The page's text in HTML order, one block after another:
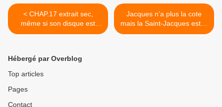
< CHAP.17 extrait sec,
même si son disque est
quelque peu rayé Sarkozy
rappelle ces chanteurs yéyé
des années 60 qui, tel
adaptaient les tubes
Jacques n’a plus la cote
mais la Saint-Jacques est la
star de l’automne… avec un
Hébergé par Overblog
Top articles
Pages
Contact